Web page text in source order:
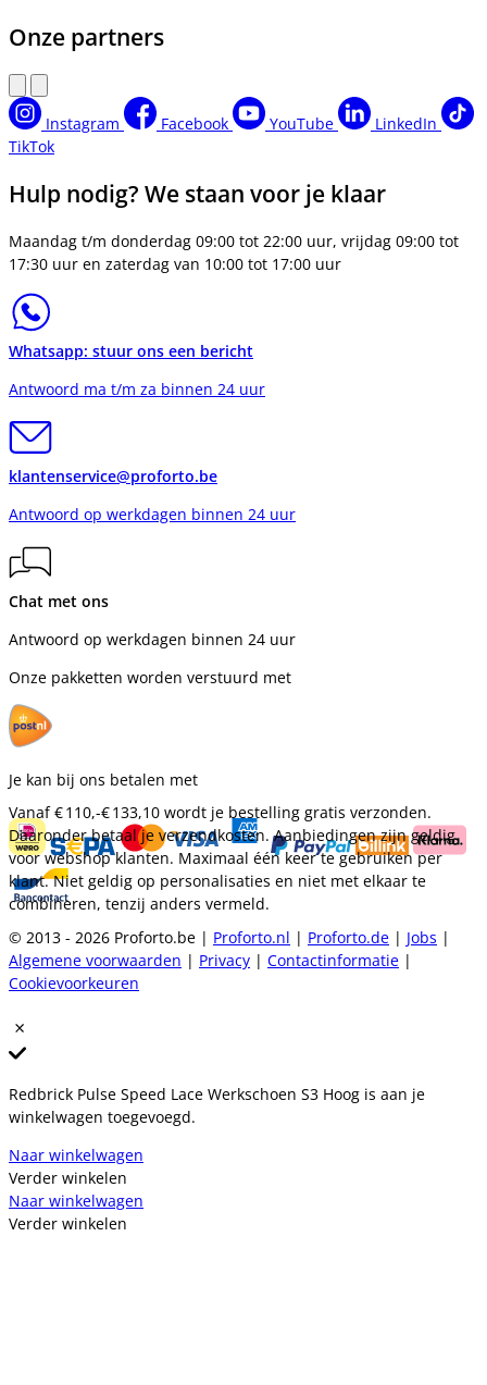
Onze partners
Instagram Facebook YouTube
LinkedIn
TikTok
Hulp nodig? We staan voor je klaar
Maandag t/m donderdag 09:00 tot 22:00 uur, vrijdag 09:00 tot
17:30 uur en zaterdag van 10:00 tot 17:00 uur
Whatsapp: stuur ons een bericht
Antwoord ma t/m za binnen 24 uur
klantenservice@proforto.be
Antwoord op werkdagen binnen 24 uur
Chat met ons
Antwoord op werkdagen binnen 24 uur
Onze pakketten worden verstuurd met
Je kan bij ons betalen met
Vanaf€ 110,-€ 133,10 wordt je bestelling gratis verzonden.
Daaronder betaal je verzendkosten. Aanbiedingen zijn geldig
voor webshop klanten. Maximaal één keer te gebruiken per
klant. Niet geldig op personalisaties en niet met elkaar te
combineren, tenzij anders vermeld.
© 2013 - 2026 Proforto.be | Proforto.nl | Proforto.de | Jobs |
Algemene voorwaarden | Privacy | Contactinformatie |
Cookievoorkeuren
Redbrick Pulse Speed Lace Werkschoen S3 Hoog is aan je
winkelwagen toegevoegd.
Naar winkelwagen
Verder winkelen
Naar winkelwagen
Verder winkelen